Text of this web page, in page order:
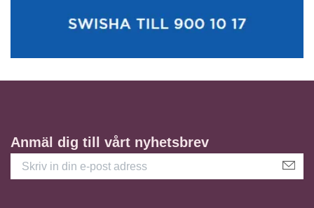
Anmäl dig till vårt nyhetsbrev